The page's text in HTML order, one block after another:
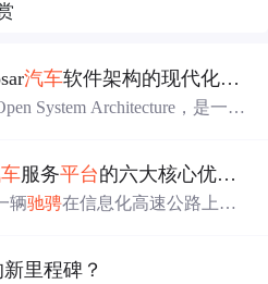
汽车软件架构的现代化转变
System Architecture，是一种
可靠、可维护的电子系统。Aut
架构领域的重要里程碑，为
。
服务平台的六大核心优势透视》
辆驰骋在信息化高速公路上的
力的补充，每一次维修都是
新里程碑？